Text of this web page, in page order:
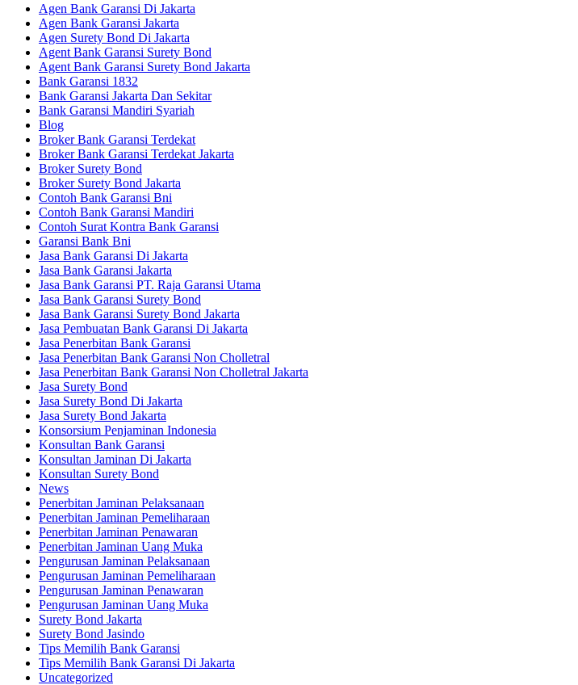
Agen Bank Garansi Di Jakarta
Agen Bank Garansi Jakarta
Agen Surety Bond Di Jakarta
Agent Bank Garansi Surety Bond
Agent Bank Garansi Surety Bond Jakarta
Bank Garansi 1832
Bank Garansi Jakarta Dan Sekitar
Bank Garansi Mandiri Syariah
Blog
Broker Bank Garansi Terdekat
Broker Bank Garansi Terdekat Jakarta
Broker Surety Bond
Broker Surety Bond Jakarta
Contoh Bank Garansi Bni
Contoh Bank Garansi Mandiri
Contoh Surat Kontra Bank Garansi
Garansi Bank Bni
Jasa Bank Garansi Di Jakarta
Jasa Bank Garansi Jakarta
Jasa Bank Garansi PT. Raja Garansi Utama
Jasa Bank Garansi Surety Bond
Jasa Bank Garansi Surety Bond Jakarta
Jasa Pembuatan Bank Garansi Di Jakarta
Jasa Penerbitan Bank Garansi
Jasa Penerbitan Bank Garansi Non Cholletral
Jasa Penerbitan Bank Garansi Non Cholletral Jakarta
Jasa Surety Bond
Jasa Surety Bond Di Jakarta
Jasa Surety Bond Jakarta
Konsorsium Penjaminan Indonesia
Konsultan Bank Garansi
Konsultan Jaminan Di Jakarta
Konsultan Surety Bond
News
Penerbitan Jaminan Pelaksanaan
Penerbitan Jaminan Pemeliharaan
Penerbitan Jaminan Penawaran
Penerbitan Jaminan Uang Muka
Pengurusan Jaminan Pelaksanaan
Pengurusan Jaminan Pemeliharaan
Pengurusan Jaminan Penawaran
Pengurusan Jaminan Uang Muka
Surety Bond Jakarta
Surety Bond Jasindo
Tips Memilih Bank Garansi
Tips Memilih Bank Garansi Di Jakarta
Uncategorized